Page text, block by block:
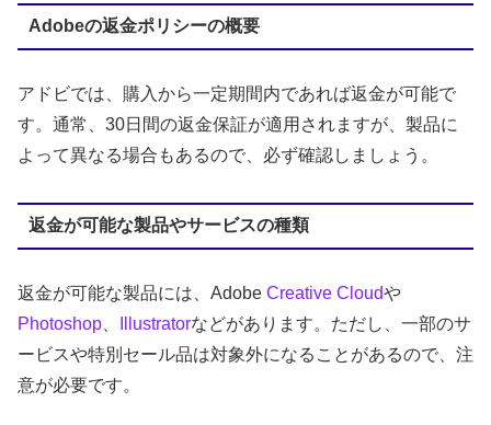
Adobeの返金ポリシーの概要
アドビでは、購入から一定期間内であれば返金が可能で
す。通常、30日間の返金保証が適用されますが、製品に
よって異なる場合もあるので、必ず確認しましょう。
返金が可能な製品やサービスの種類
返金が可能な製品には、Adobe Creative Cloudや
Photoshop
Illustratorなどがあります。ただし、一部のサ
ービスや特別セール品は対象外になることがあるので、注
意が必要です。